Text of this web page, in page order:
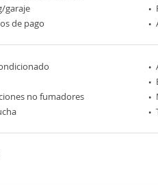
garaje
de pago
no fumadores